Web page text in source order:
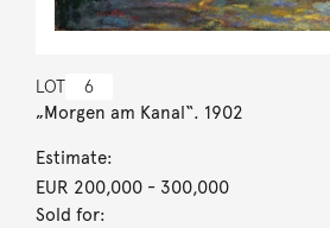
LOT 6
„Morgen am Kanal“. 1902
Estimate:
EUR 200,000- 300,000
Sold for: